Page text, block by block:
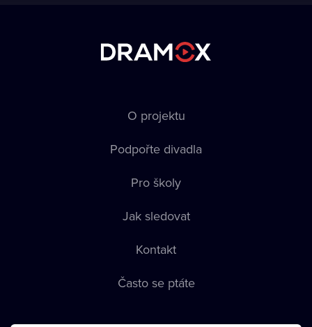
O projektu
Podpořte divadla
Pro školy
Jak sledovat
Kontakt
Často se ptáte